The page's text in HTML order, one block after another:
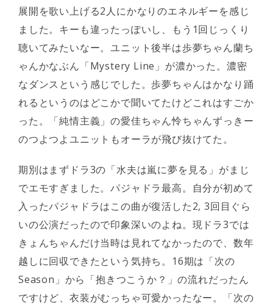
展開を歌い上げる2人にかなりのエネルギーを感じ
ました。キーも違ったっぽいし、もう1回じっくり
聴いてみたいなー。ユニット後半は歩夢ちゃん蘭ち
ゃんかなぶん「Mystery Line」が濃かった。濃密
なダンスという感じでした。歩夢ちゃんはかなり踊
れるというのはどこかで聞いてたけどこれはすごか
った。「純情主義」の愛佳ちゃん怜ちゃんずっきー
のつよつよユニットもオーラが飛び抜けてた。
期別はまずドラ3の「水夫は嵐に夢を見る」がまじ
でエモすぎました。パジャドラ最高。自分が初めて
入ったパジャドラはこの曲が復活した2, 3回目ぐら
いの公演だったので印象深いのよね。現ドラ3では
きょんちゃんだけ当時は見れてなかったので、数年
越しに回収できたという気持ち。16期は「次の
Season」から「抱きつこうか？」の流れだったん
ですけど、衣装がむっちゃ可愛かったなー。「次の